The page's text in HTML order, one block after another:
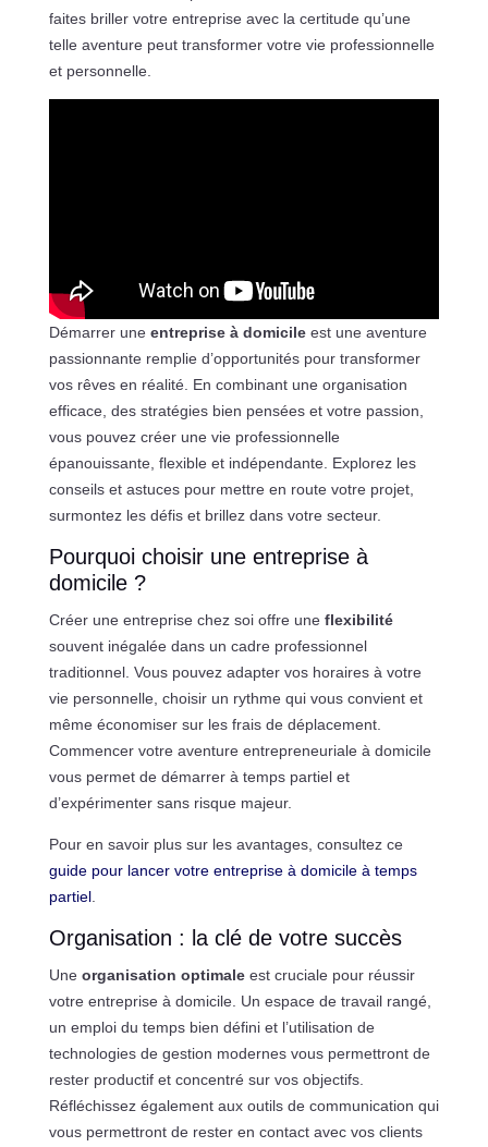
faites briller votre entreprise avec la certitude qu’une
telle aventure peut transformer votre vie professionnelle
et personnelle.
Démarrer une entreprise à domicileest une aventure
passionnante remplie d’opportunités pour transformer
vos rêves en réalité. En combinant une organisation
efficace, des stratégies bien pensées et votre passion,
vous pouvez créer une vie professionnelle
épanouissante, flexible et indépendante. Explorez les
conseils et astuces pour mettre en route votre projet,
surmontez les défis et brillez dans votre secteur.
Pourquoi choisir une entreprise à
domicile ?
Créer une entreprise chez soi offre une flexibilité
souvent inégalée dans un cadre professionnel
traditionnel. Vous pouvez adapter vos horaires à votre
vie personnelle, choisir un rythme qui vous convient et
même économiser sur les frais de déplacement.
Commencer votre aventure entrepreneuriale à domicile
vous permet de démarrer à temps partiel et
d’expérimenter sans risque majeur.
Pour en savoir plus sur les avantages, consultez ce
guide pour lancer votre entreprise à domicile à temps
partiel.
Organisation : la clé de votre succès
Une organisation optimaleest cruciale pour réussir
votre entreprise à domicile. Un espace de travail rangé,
un emploi du temps bien défini et l’utilisation de
technologies de gestion modernes vous permettront de
rester productif et concentré sur vos objectifs.
Réfléchissez également aux outils de communication qui
vous permettront de rester en contact avec vos clients